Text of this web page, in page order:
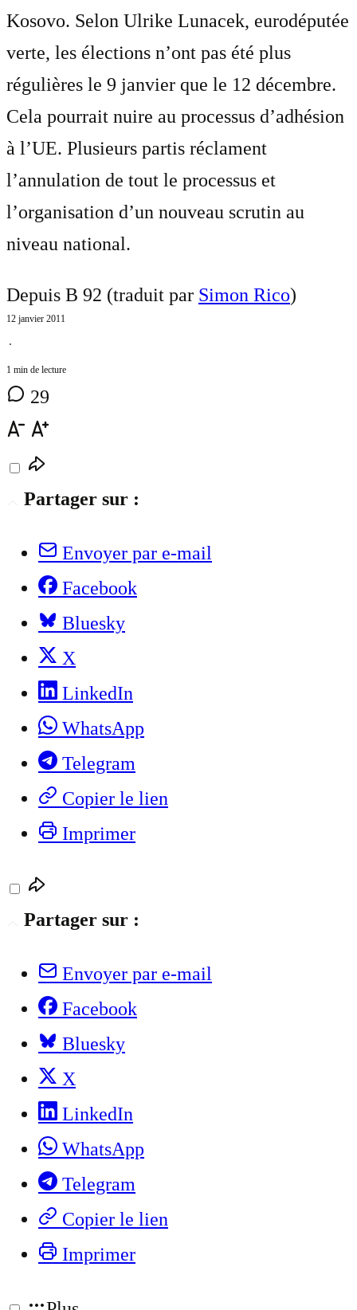
Kosovo. Selon Ulrike Lunacek, eurodéputée
verte, les élections n’ont pas été plus
régulières le 9 janvier que le 12 décembre.
Cela pourrait nuire au processus d’adhésion
à l’UE. Plusieurs partis réclament
l’annulation de tout le processus et
l’organisation d’un nouveau scrutin au
niveau national.
Depuis B 92 (traduit par Simon Rico)
12 janvier 2011
⋅
1 min de lecture
29
Partager sur :
Envoyer par e-mail
Facebook
Bluesky
X
LinkedIn
WhatsApp
Telegram
Copier le lien
Imprimer
Partager sur :
Envoyer par e-mail
Facebook
Bluesky
X
LinkedIn
WhatsApp
Telegram
Copier le lien
Imprimer